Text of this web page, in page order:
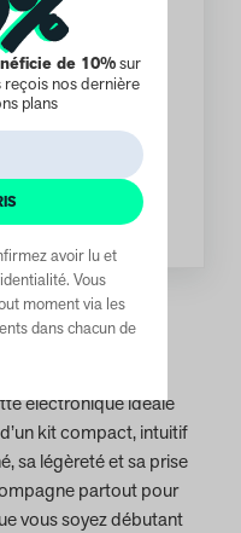
+
4.50
électronique idéale
kit compact, intuitif
sa légèreté et sa prise
partout pour
vous soyez débutant
de 10%sur
nos dernière
plans
avoir lu et
Vous
moment via les
dans chacun de